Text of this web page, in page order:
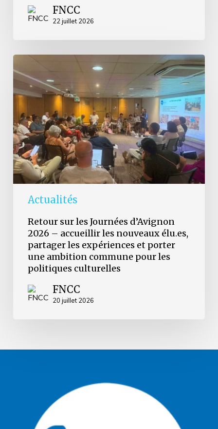
FNCC
22 juillet 2026
Actualités
Retour
sur
les
Journées
d’Avignon
2026
accueillir
les
nouveaux
élu.es,
partager
les
expériences
porter
ambition
commune
politiques
culturelles
Retour sur les Journées d’Avignon
2026 – accueillir les nouveaux élu.es,
partager les expériences et porter
une ambition commune pour les
politiques culturelles
FNCC
20 juillet 2026